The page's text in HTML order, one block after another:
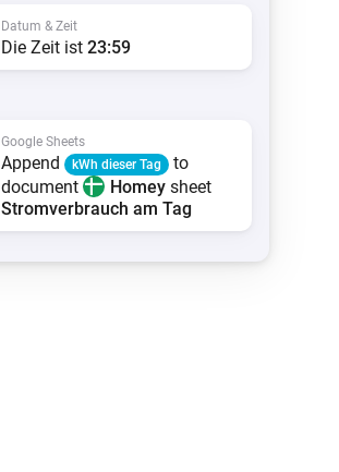
Datum & Zeit
Die Zeit ist 23:59
Google Sheets
Append kWh dieser Tag
to
document
Homey sheet
Stromverbrauch am Tag